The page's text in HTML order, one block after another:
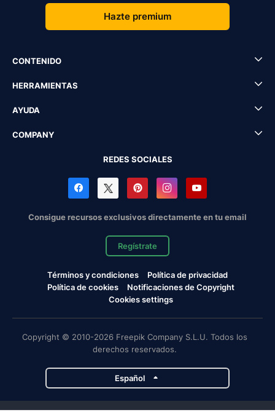
Hazte premium
CONTENIDO
HERRAMIENTAS
AYUDA
COMPANY
REDES SOCIALES
Consigue recursos exclusivos directamente en tu email
Regístrate
Términos y condiciones
Política de privacidad
Política de cookies
Notificaciones de Copyright
Cookies settings
Copyright © 2010-2026 Freepik Company S.L.U. Todos los
derechos reservados.
Español